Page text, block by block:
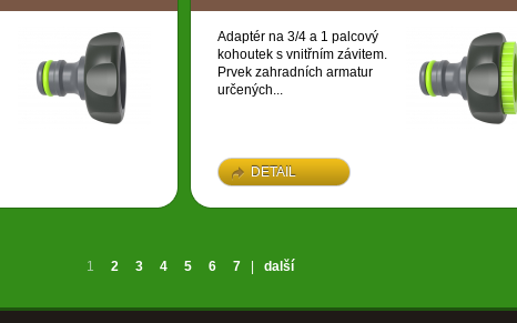
Adaptér na 3/4 a 1 palcový
kohoutek s vnitřním závitem.
Prvek zahradních armatur
určených...
DETAIL
1 2 3 4 5 6 7 další